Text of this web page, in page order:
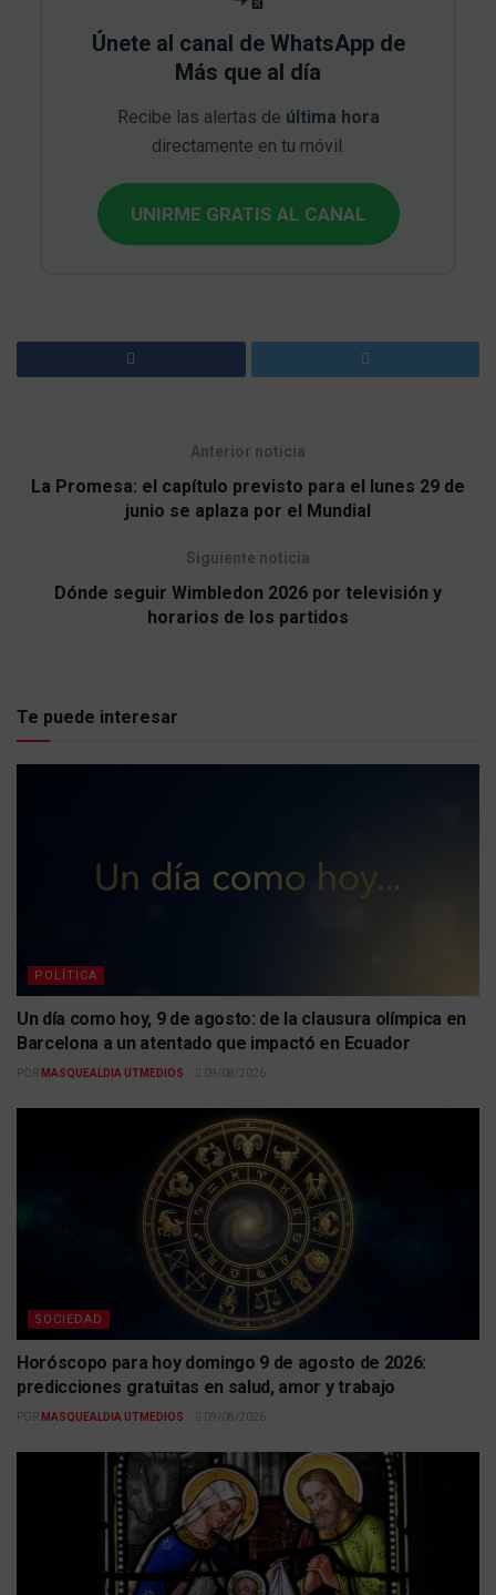
Únete al canal de WhatsApp de
Más que al día
Recibe las alertas de última hora
directamente en tu móvil.
UNIRME GRATIS AL CANAL
Anterior noticia
La Promesa: el capítulo previsto para el lunes 29 de
junio se aplaza por el Mundial
Siguiente noticia
Dónde seguir Wimbledon 2026 por televisión y
horarios de los partidos
Te puede interesar
POLÍTICA
Un día como hoy, 9 de agosto: de la clausura olímpica en
Barcelona a un atentado que impactó en Ecuador
POR MASQUEALDIA UTMEDIOS 09/08/2026
SOCIEDAD
Horóscopo para hoy domingo 9 de agosto de 2026:
predicciones gratuitas en salud, amor y trabajo
POR MASQUEALDIA UTMEDIOS 09/08/2026